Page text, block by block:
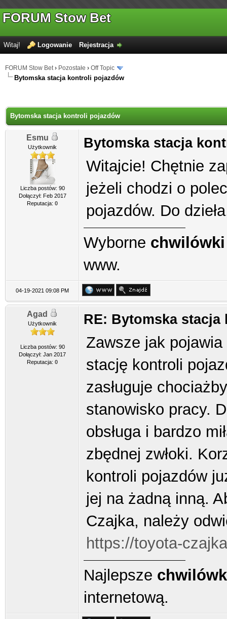
FORUM Stow Bet
Witaj! Logowanie Rejestracja
FORUM Stow Bet› Pozostałe › Off Topic
Bytomska stacja kontroli pojazdów
Bytomska stacja kontroli pojazdów
Esmu
Użytkownik
Liczba postów: 90
Dołączył: Feb 2017
Reputacja: 0
Bytomska stacja
Witajcie! Chętnie
jeżeli chodzi o
pojazdów. Do
Wyborne chwilówki
www.
04-19-2021 09:08 PM
Agad
Użytkownik
Liczba postów: 90
Dołączył: Jan 2017
Reputacja: 0
RE: Bytomska
Zawsze jak
stację kontroli
zasługuje
stanowisko pracy.
obsługa i bardzo
zbędnej zwłoki.
kontroli pojazdów
jej na żadną inną.
Czajka, należy
https://toyota-
Najlepsze
internetową.